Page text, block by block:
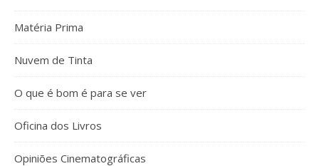
Matéria Prima
Nuvem de Tinta
O que é bom é para se ver
Oficina dos Livros
Opiniões Cinematográficas